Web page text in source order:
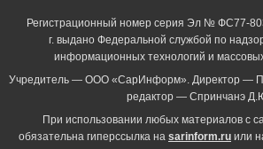
Регистрационный номер серия Эл № ФС77-
г. выдано Федеральной службой по
информационных технологий и
Учредитель — ООО «СарИнформ». Директор —
редактор — Спринчанэ
При использовании любых материалов с
обязательна гиперссылка на sarinform.ru или